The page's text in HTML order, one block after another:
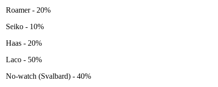
Roamer - 20%
Seiko - 10%
Haas - 20%
Laco - 50%
No-watch (Svalbard) - 40%